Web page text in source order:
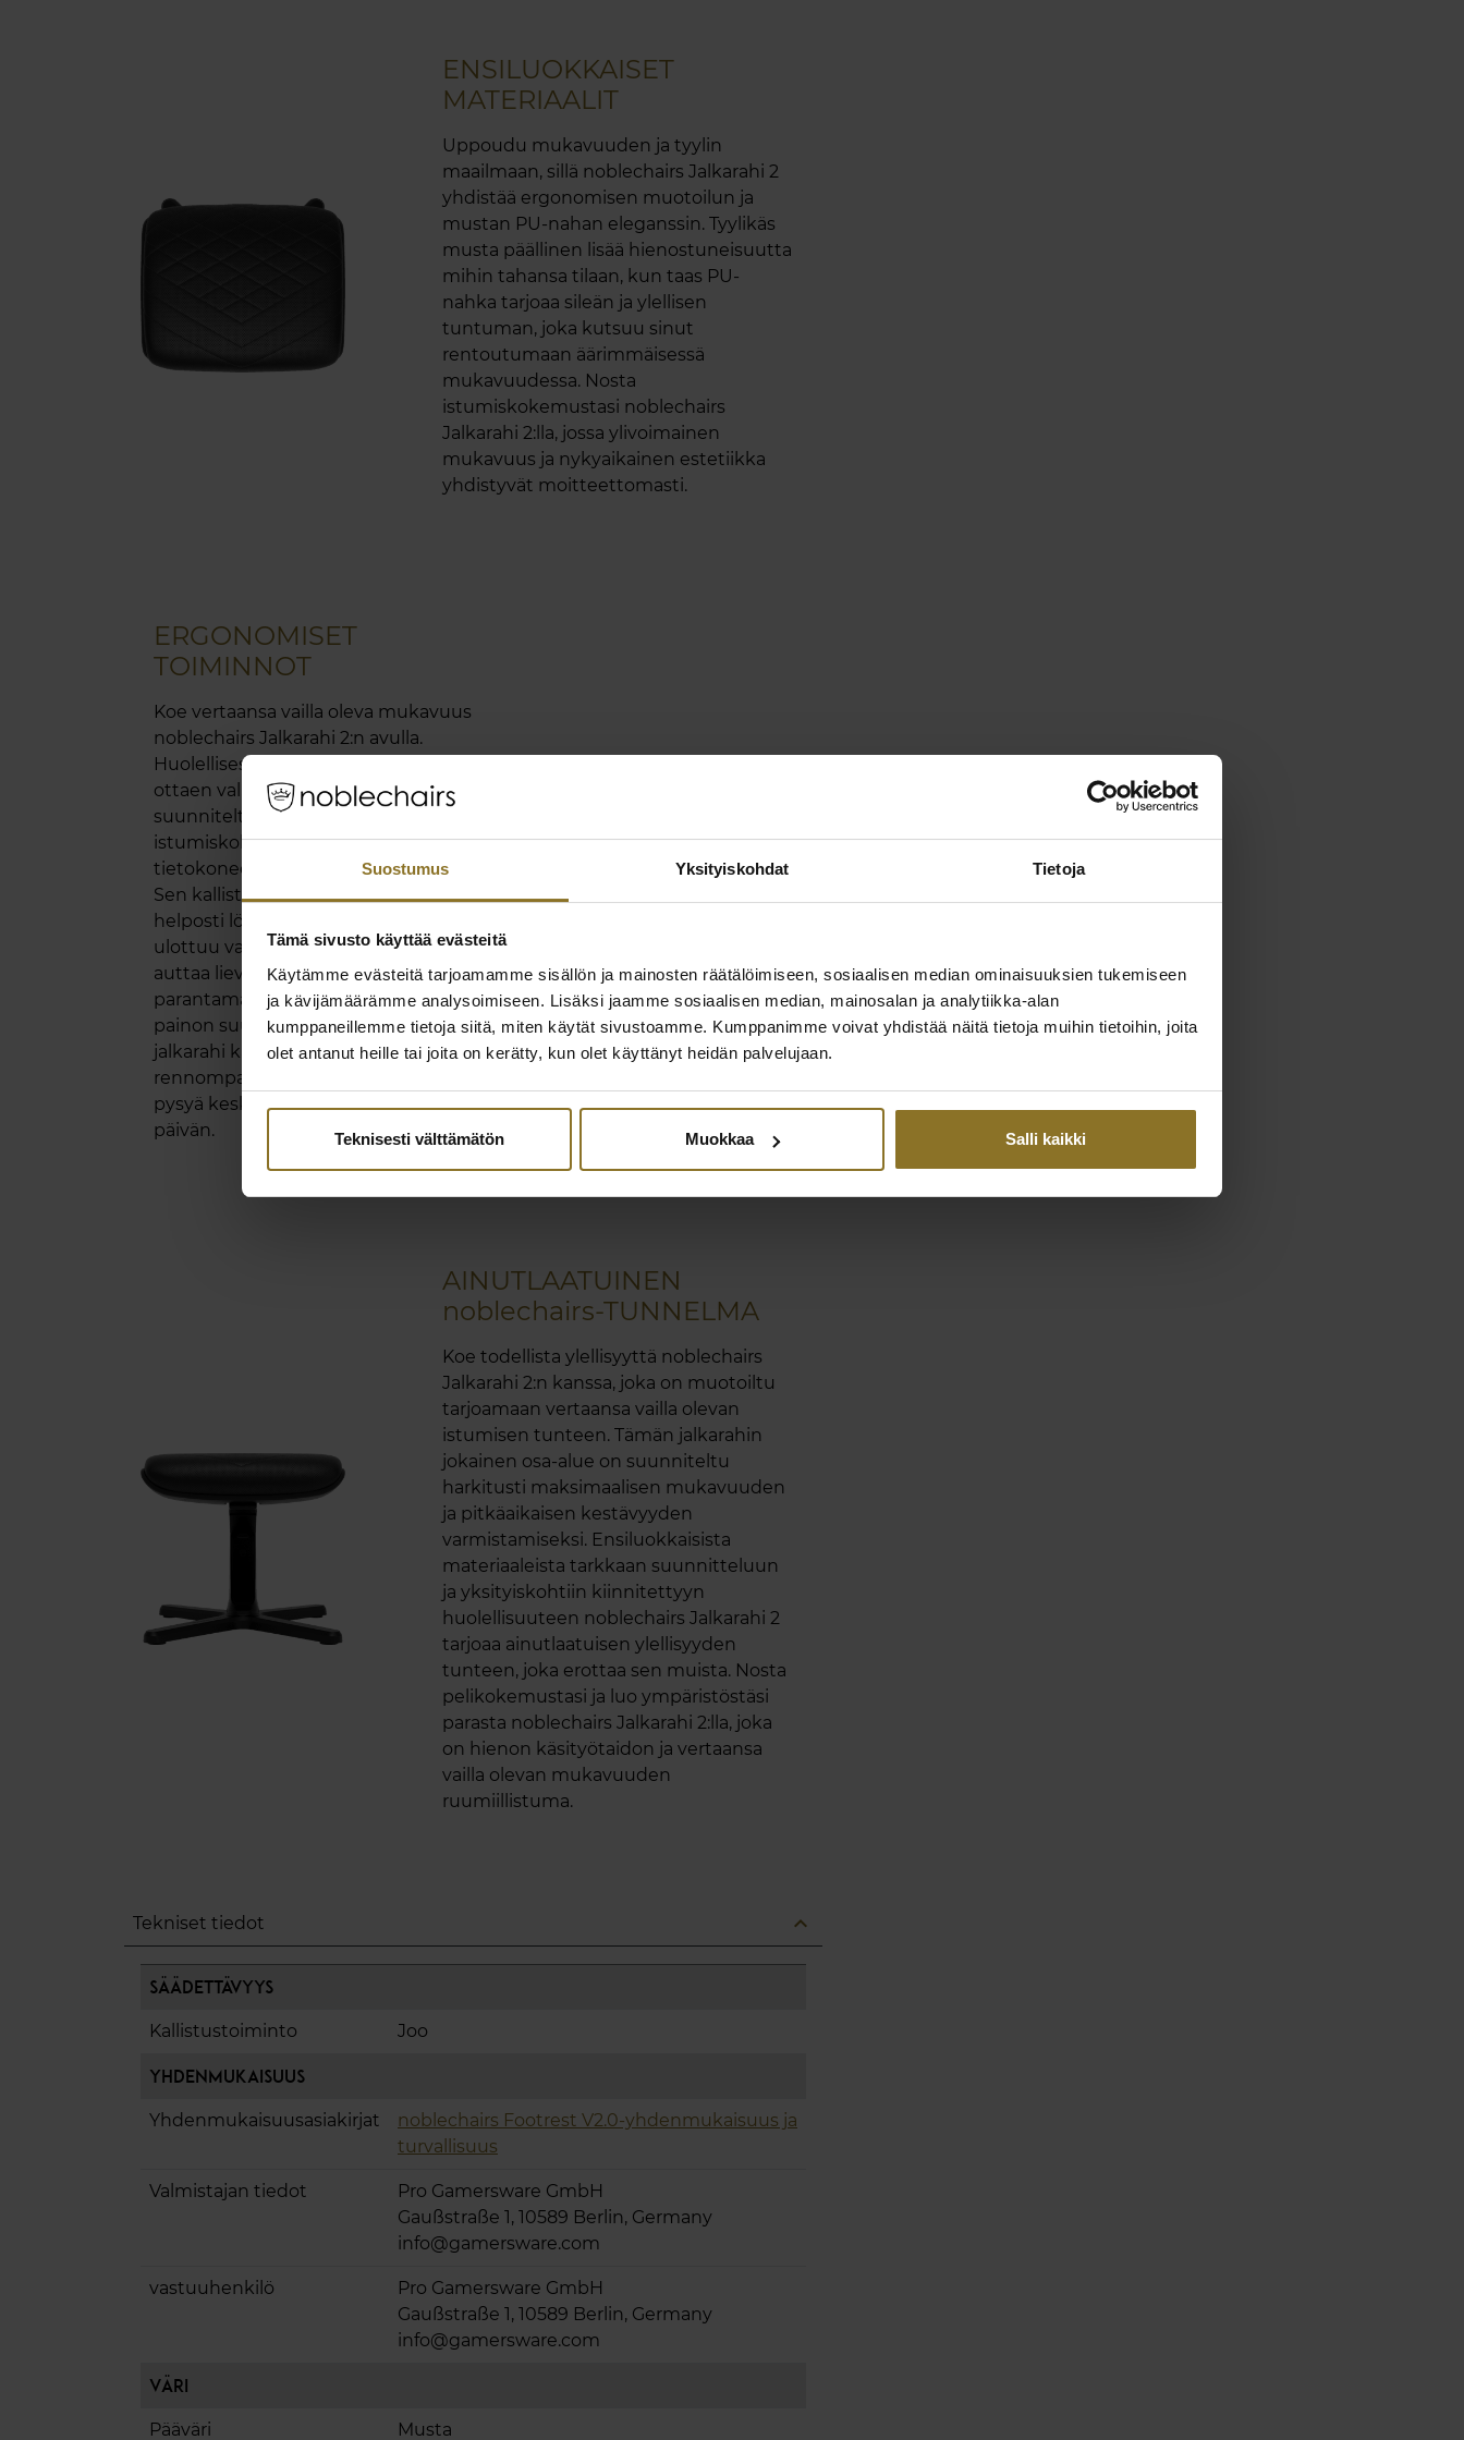
Suostumus Yksityiskohdat Tietoja
Tämä sivusto käyttää evästeitä
Käytämme evästeitä tarjoamamme sisällön ja mainosten räätälöimiseen, sosiaalisen median ominaisuuksien tukemiseen
ja kävijämäärämme analysoimiseen. Lisäksi jaamme sosiaalisen median, mainosalan ja analytiikka-alan
kumppaneillemme tietoja siitä, miten käytät sivustoamme. Kumppanimme voivat yhdistää näitä tietoja muihin tietoihin, joita
olet antanut heille tai joita on kerätty, kun olet käyttänyt heidän palvelujaan.
Teknisesti välttämätön Muokkaa Salli kaikki
ENSILUOKKAISET
MATERIAALIT
Uppoudu mukavuuden ja tyylin
maailmaan, sillä noblechairs Jalkarahi 2
yhdistää ergonomisen muotoilun ja
mustan PU-nahan eleganssin. Tyylikäs
musta päällinen lisää hienostuneisuutta
mihin tahansa tilaan, kun taas PU-
nahka tarjoaa sileän ja ylellisen
tuntuman, joka kutsuu sinut
rentoutumaan äärimmäisessä
mukavuudessa. Nosta
istumiskokemustasi noblechairs
Jalkarahi 2:lla, jossa ylivoimainen
mukavuus ja nykyaikainen estetiikka
yhdistyvät moitteettomasti.
ERGONOMISET
TOIMINNOT
Koe vertaansa vailla oleva mukavuus
noblechairs Jalkarahi 2:n avulla.
Huolellisesti hyvinvointisi huomioon
ottaen valmistettu jalkarahi on
suunniteltu parantamaan
istumiskokemustasi erityisesti pitkien
tietokoneella vietettyjen tuntien aikana.
Sen kallistusominaisuuden avulla voit
helposti löytää täydellisen kulman, joka
ulottuu vaikuttavaan 45°:een, mikä
auttaa lievittämään stressiä ja
parantamaan verenkiertoa. Jakamalla
painon suuremmalle pinta-alalle tämä
jalkarahi kannustaa mukavampaan ja
rennompaan asentoon, jolloin voit
pysyä keskittyneenä ja energisenä koko
päivän.
AINUTLAATUINEN
noblechairs-TUNNELMA
Koe todellista ylellisyyttä noblechairs
Jalkarahi 2:n kanssa, joka on muotoiltu
tarjoamaan vertaansa vailla olevan
istumisen tunteen. Tämän jalkarahin
jokainen osa-alue on suunniteltu
harkitusti maksimaalisen mukavuuden
ja pitkäaikaisen kestävyyden
varmistamiseksi. Ensiluokkaisista
materiaaleista tarkkaan suunnitteluun
ja yksityiskohtiin kiinnitettyyn
huolellisuuteen noblechairs Jalkarahi 2
tarjoaa ainutlaatuisen ylellisyyden
tunteen, joka erottaa sen muista. Nosta
pelikokemustasi ja luo ympäristöstäsi
parasta noblechairs Jalkarahi 2:lla, joka
on hienon käsityötaidon ja vertaansa
vailla olevan mukavuuden
ruumiillistuma.
Tekniset tiedot expand_less
Säädettävyys
Kallistustoiminto Joo
Yhdenmukaisuus
Yhdenmukaisuusasiakirjat
noblechairs Footrest V2.0-yhdenmukaisuus ja
turvallisuus
Valmistajan tiedot
Pro Gamersware GmbH
Gaußstraße 1, 10589 Berlin, Germany
info@gamersware.com
vastuuhenkilö
Pro Gamersware GmbH
Gaußstraße 1, 10589 Berlin, Germany
info@gamersware.com
Väri
Pääväri Musta